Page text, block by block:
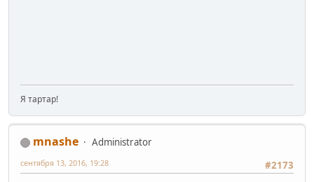
Я тартар!
mnashe
Administrator
#2173
сентября 13, 2016, 19:28